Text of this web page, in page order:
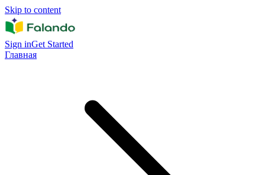
Skip to content
Sign inGet Started
Главная